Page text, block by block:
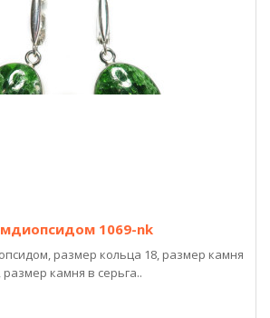
1069-nk
размер кольца 18, размер камня
размер камня в серьга..